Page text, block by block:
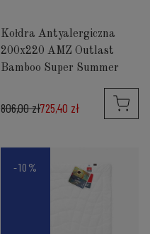
Kołdra Antyalergiczna
200x220 AMZ Outlast
Bamboo Super Summer
725,40 zł
806,00 zł
-10%